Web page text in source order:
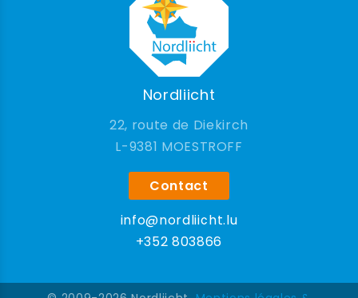
Nordliicht
22, route de Diekirch
9381 MOESTROFF
Contact
info@nordliicht.lu
+352 803866